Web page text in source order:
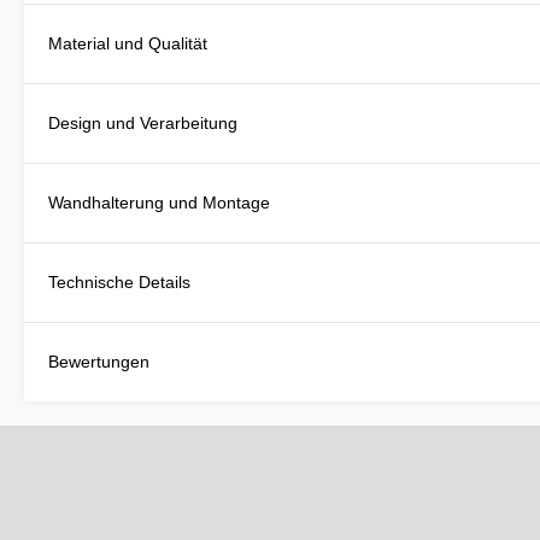
Material und Qualität
Design und Verarbeitung
Wandhalterung und Montage
Technische Details
Bewertungen